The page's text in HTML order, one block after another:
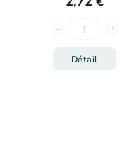
Détail